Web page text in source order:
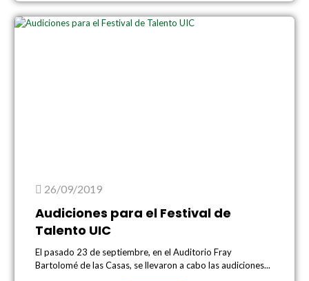
26/09/2019
Audiciones para el Festival de
Talento UIC
El pasado 23 de septiembre, en el Auditorio Fray
Bartolomé de las Casas, se llevaron a cabo las audiciones...